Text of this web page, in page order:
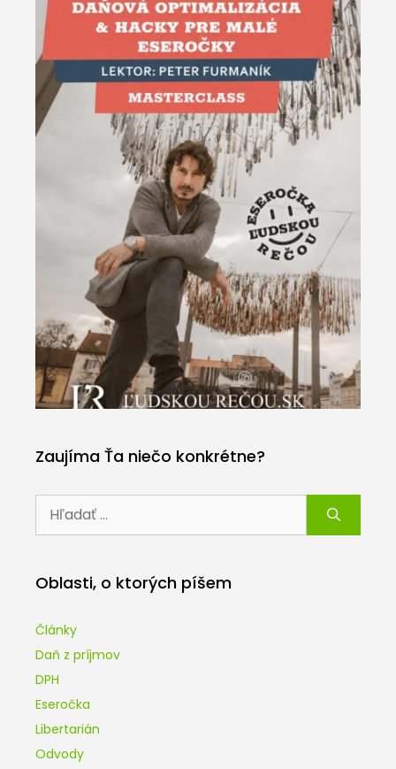
Zaujíma Ťa niečo konkrétne?
Oblasti, o ktorých píšem
Články
Daň z príjmov
DPH
Eseročka
Libertarián
Odvody